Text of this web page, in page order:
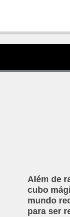
Além de
cubo
mundo
para ser